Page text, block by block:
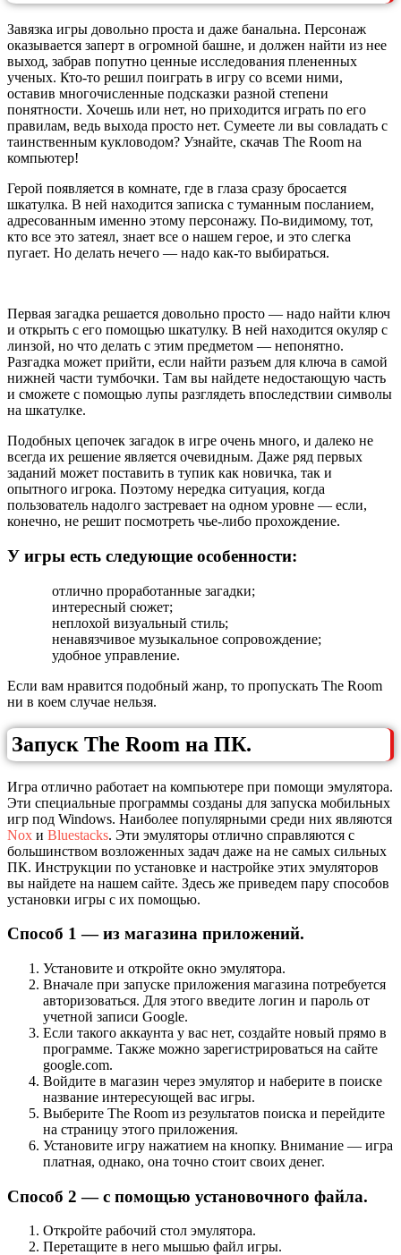
Завязка игры довольно проста и даже банальна. Персонаж
оказывается заперт в огромной башне, и должен найти из нее
выход, забрав попутно ценные исследования плененных
ученых. Кто-то решил поиграть в игру со всеми ними,
оставив многочисленные подсказки разной степени
понятности. Хочешь или нет, но приходится играть по его
правилам, ведь выхода просто нет. Сумеете ли вы совладать с
таинственным кукловодом? Узнайте, скачав The Room на
компьютер!
Герой появляется в комнате, где в глаза сразу бросается
шкатулка. В ней находится записка с туманным посланием,
адресованным именно этому персонажу. По-видимому, тот,
кто все это затеял, знает все о нашем герое, и это слегка
пугает. Но делать нечего — надо как-то выбираться.
Первая загадка решается довольно просто — надо найти ключ
и открыть с его помощью шкатулку. В ней находится окуляр с
линзой, но что делать с этим предметом — непонятно.
Разгадка может прийти, если найти разъем для ключа в самой
нижней части тумбочки. Там вы найдете недостающую часть
и сможете с помощью лупы разглядеть впоследствии символы
на шкатулке.
Подобных цепочек загадок в игре очень много, и далеко не
всегда их решение является очевидным. Даже ряд первых
заданий может поставить в тупик как новичка, так и
опытного игрока. Поэтому нередка ситуация, когда
пользователь надолго застревает на одном уровне — если,
конечно, не решит посмотреть чье-либо прохождение.
У игры есть следующие особенности:
отлично проработанные загадки;
интересный сюжет;
неплохой визуальный стиль;
ненавязчивое музыкальное сопровождение;
удобное управление.
Если вам нравится подобный жанр, то пропускать The Room
ни в коем случае нельзя.
Запуск The Room на ПК.
Игра отлично работает на компьютере при помощи эмулятора.
Эти специальные программы созданы для запуска мобильных
игр под Windows. Наиболее популярными среди них являются
Nox и Bluestacks. Эти эмуляторы отлично справляются с
большинством возложенных задач даже на не самых сильных
ПК. Инструкции по установке и настройке этих эмуляторов
вы найдете на нашем сайте. Здесь же приведем пару способов
установки игры с их помощью.
Способ 1 — из магазина приложений.
Установите и откройте окно эмулятора.
Вначале при запуске приложения магазина потребуется
авторизоваться. Для этого введите логин и пароль от
учетной записи Google.
Если такого аккаунта у вас нет, создайте новый прямо в
программе. Также можно зарегистрироваться на сайте
google.com.
Войдите в магазин через эмулятор и наберите в поиске
название интересующей вас игры.
Выберите The Room из результатов поиска и перейдите
на страницу этого приложения.
Установите игру нажатием на кнопку. Внимание — игра
платная, однако, она точно стоит своих денег.
Способ 2 — с помощью установочного файла.
Откройте рабочий стол эмулятора.
Перетащите в него мышью файл игры.